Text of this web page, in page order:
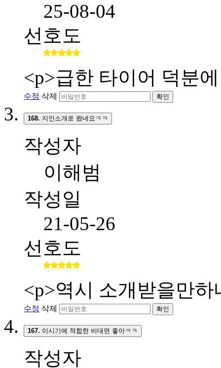
25-08-04
선호도
<p>급한 타이어 덕분
수정 삭제 확인
168. 지인소개로 왔네요ㅋㅋ
작성자
이해범
작성일
21-05-26
선호도
<p>역시 소개받을만하
수정 삭제 확인
167. 이시기에 적합한 비대면 좋아ㅋㅋ
작성자